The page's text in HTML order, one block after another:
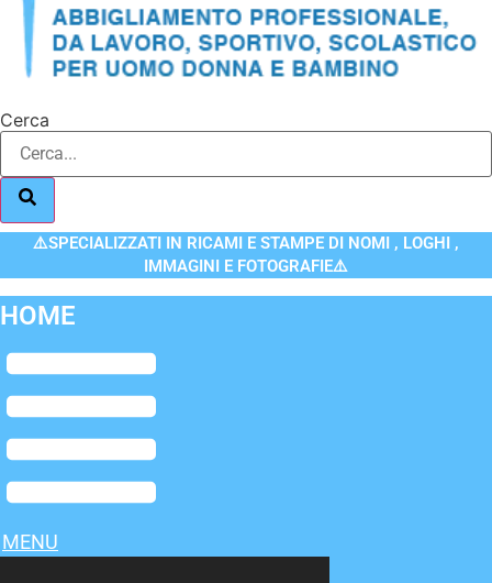
Cerca
⚠️SPECIALIZZATI IN RICAMI E STAMPE DI NOMI , LOGHI ,
IMMAGINI E FOTOGRAFIE⚠️
HOME
Flyout
Menu
MENU